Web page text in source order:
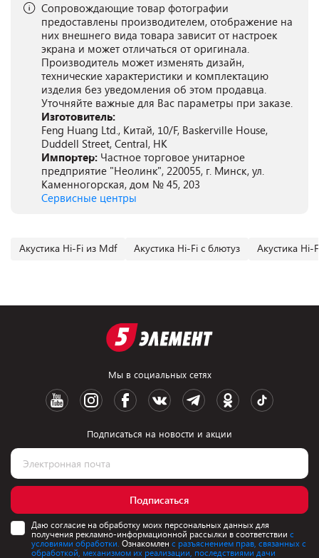
Сопровождающие товар фотографии
предоставлены производителем, отображение на
них внешнего вида товара зависит от настроек
экрана и может отличаться от оригинала.
Производитель может изменять дизайн,
технические характеристики и комплектацию
изделия без уведомления об этом продавца.
Уточняйте важные для Вас параметры при заказе.
Изготовитель:
Feng Huang Ltd., Китай, 10/F, Baskerville House,
Duddell Street, Central, HK
Импортер: Частное торговое унитарное
предприятие "Неолинк", 220055, г. Минск, ул.
Каменногорская, дом № 45, 203
Сервисные центры
Акустика Hi-Fi из Mdf Акустика Hi-Fi с блютуз Акустика Hi-
Мы в социальных сетях
Подписаться на новости и акции
Подписаться
Даю согласие на обработку моих персональных данных для
получения рекламно-информационной рассылки в соответствии с
условиями обработки. Ознакомлен с разъяснением прав, связанных с
обработкой, механизмом их реализации, последствиями дачи